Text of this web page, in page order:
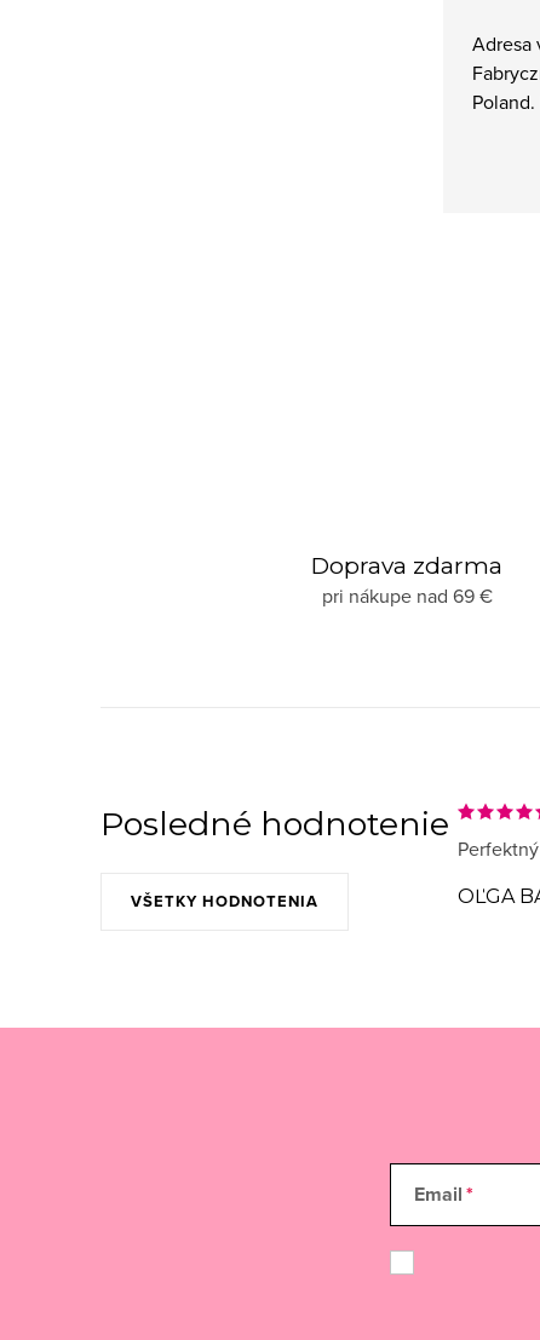
Adresa
Doprava zdarma
pri nákupe nad 69 €
Posledné hodnotenie
VŠETKY HODNOTENIA
Perfektný
OĽGA
Email